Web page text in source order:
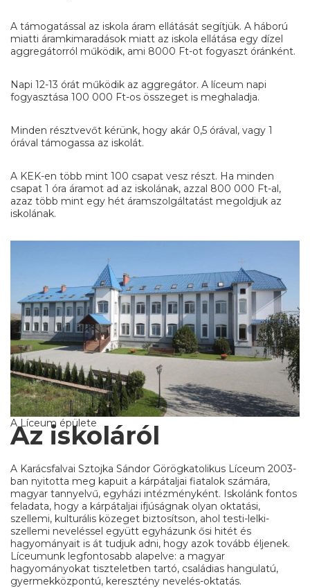
A támogatással az iskola áram ellátását segítjük. A háború
miatti áramkimaradások miatt az iskola ellátása egy dízel
aggregátorról működik, ami 8000 Ft-ot fogyaszt óránként.
Napi 12-13 órát működik az aggregátor. A líceum napi
fogyasztása 100 000 Ft-os összeget is meghaladja.
Minden résztvevőt kérünk, hogy akár 0,5 órával, vagy 1
órával támogassa az iskolát.
A KEK-en több mint 100 csapat vesz részt. Ha minden
csapat 1 óra áramot ad az iskolának, azzal 800 000 Ft-al,
azaz több mint egy hét áramszolgáltatást megoldjuk az
iskolának.
A Líceum épülete
Az iskoláról
A Karácsfalvai Sztojka Sándor Görögkatolikus Líceum 2003-
ban nyitotta meg kapuit a kárpátaljai fiatalok számára,
magyar tannyelvű, egyházi intézményként. Iskolánk fontos
feladata, hogy a kárpátaljai ifjúságnak olyan oktatási,
szellemi, kulturális közeget biztosítson, ahol testi-lelki-
szellemi neveléssel együtt egyházunk ősi hitét és
hagyományait is át tudjuk adni, hogy azok tovább éljenek.
Líceumunk legfontosabb alapelve: a magyar
hagyományokat tiszteletben tartó, családias hangulatú,
gyermekközpontú, keresztény nevelés-oktatás.